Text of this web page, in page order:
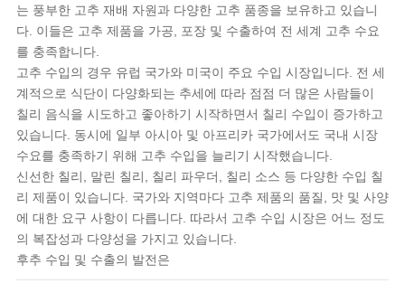
는 풍부한 고추 재배 자원과 다양한 고추 품종을 보유하고 있습니
다. 이들은 고추 제품을 가공, 포장 및 수출하여 전 세계 고추 수요
를 충족합니다.
고추 수입의 경우 유럽 국가와 미국이 주요 수입 시장입니다. 전 세
계적으로 식단이 다양화되는 추세에 따라 점점 더 많은 사람들이
칠리 음식을 시도하고 좋아하기 시작하면서 칠리 수입이 증가하고
있습니다. 동시에 일부 아시아 및 아프리카 국가에서도 국내 시장
수요를 충족하기 위해 고추 수입을 늘리기 시작했습니다.
신선한 칠리, 말린 칠리, 칠리 파우더, 칠리 소스 등 다양한 수입 칠
리 제품이 있습니다. 국가와 지역마다 고추 제품의 품질, 맛 및 사양
에 대한 요구 사항이 다릅니다. 따라서 고추 수입 시장은 어느 정도
의 복잡성과 다양성을 가지고 있습니다.
후추 수입 및 수출의 발전은